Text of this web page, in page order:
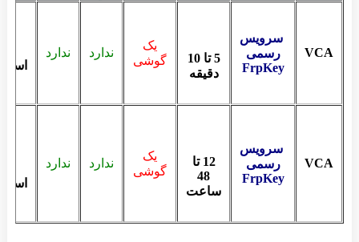
VCA
سرویس
رسمی
FrpKey
5 تا 10
دقیقه
یک
گوشی
ندارد
ندارد
VCA
سرویس
رسمی
FrpKey
12 تا
48
ساعت
یک
گوشی
ندارد
ندارد